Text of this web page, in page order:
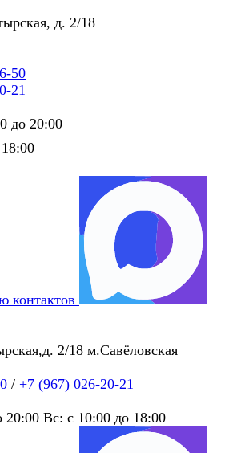
д. 2/18
до 20:00
контактов
2/18 м.Савёловская
/ +7 (967) 026‑20‑21
Вс: c 10:00 до 18:00